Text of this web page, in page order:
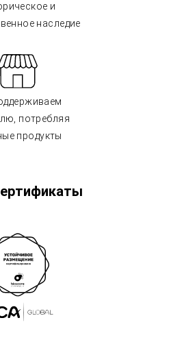
и
наследие
потребляя
продукты